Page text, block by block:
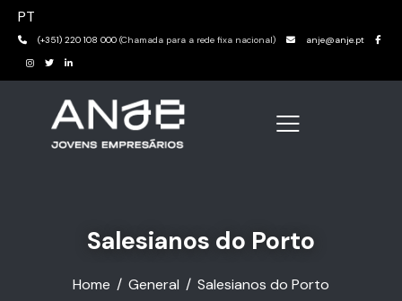
PT
(+351) 220 108 000 (Chamada para a rede fixa nacional) anje@anje.pt
Salesianos do Porto
Home General Salesianos do Porto